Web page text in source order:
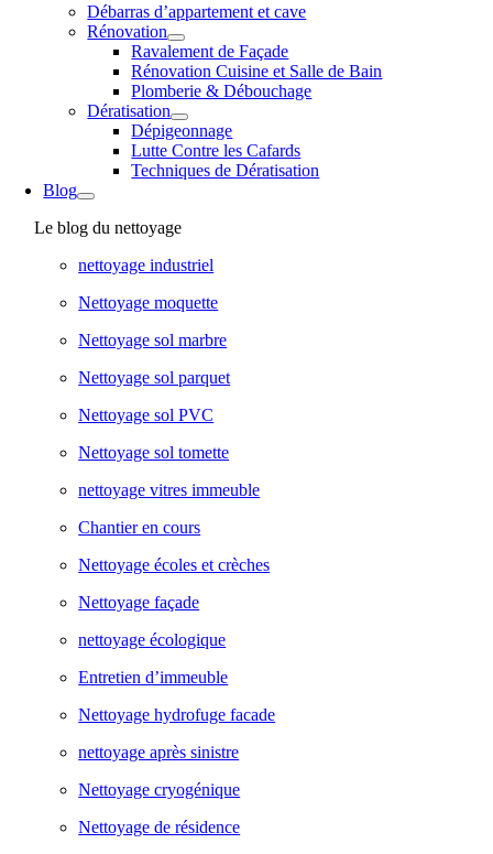
Débarras d’appartement et cave
Rénovation
Ravalement de Façade
Rénovation Cuisine et Salle de Bain
Plomberie & Débouchage
Dératisation
Dépigeonnage
Lutte Contre les Cafards
Techniques de Dératisation
Blog
Le blog du nettoyage
nettoyage industriel
Nettoyage moquette
Nettoyage sol marbre
Nettoyage sol parquet
Nettoyage sol PVC
Nettoyage sol tomette
nettoyage vitres immeuble
Chantier en cours
Nettoyage écoles et crèches
Nettoyage façade
nettoyage écologique
Entretien d’immeuble
Nettoyage hydrofuge facade
nettoyage après sinistre
Nettoyage cryogénique
Nettoyage de résidence